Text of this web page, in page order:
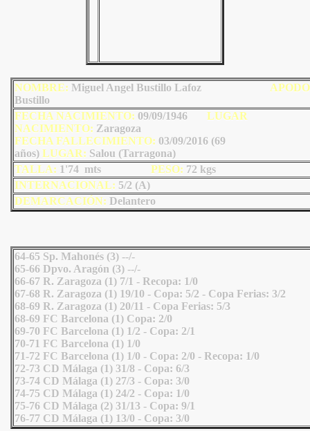
NOMBRE: Miguel Angel Bustillo Lafoz APODO
Bustillo
FECHA NACIMIENTO: 09/09/1946 LUGAR
NACIMIENTO: Zaragoza
FECHA FALLECIMIENTO: 03/09/2016 (69
años) LUGAR: Salou (Tarragona)
TALLA: 1'74 mts PESO: 72 kgs
INTERNACIONAL: 5/2 (A)
DEMARCACIÓN: Delantero
64-65 Sp. Mahonés (3) --/-
65-66 Dpvo. Aragón (3) --/-
66-67 R. Zaragoza (1) 7/1 - Recopa: 1/0
67-68 R. Zaragoza (1) 19/10 - Copa: 5/2 - Copa Ferias: 3/2
68-69 R. Zaragoza (1) 20/11 - Copa Ferias: 5/3
68-69 FC Barcelona (1) Copa: 2/0
69-70 FC Barcelona (1) 1/2 - Copa: 2/1
70-71 FC Barcelona (1) 1/0
71-72 FC Barcelona (1) 1/0 - Copa: 2/0 - Recopa: 1/0
72-73 CD Málaga (1) 31/8 - Copa: 6/3
73-74 CD Málaga (1) 27/3 - Copa: 3/0
74-75 CD Málaga (1) 24/2 - Copa: 1/0
75-76 CD Málaga (2) 31/13 - Copa: 9/1
76-77 CD Málaga (1) 13/0 - Copa: 3/0